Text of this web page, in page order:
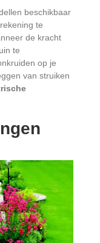
beschikbaar
te
de kracht
te
op je
van struiken